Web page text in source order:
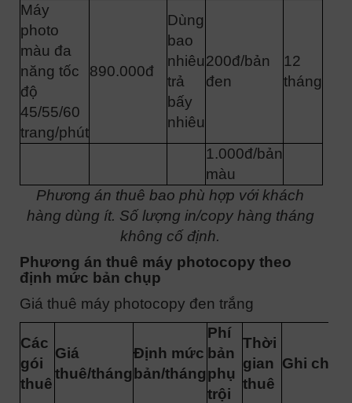
Máy
photo
màu đa
năng tốc
độ
45/55/60
trang/phút
890.000đ
Dùng
bao
nhiêu
trả
bấy
nhiêu
200đ/bản
đen
12
tháng
1.000đ/bản
màu
Phương án thuê bao phù hợp với khách
hàng dùng ít. Số lượng in/copy hàng tháng
không cố định.
Phương án thuê máy photocopy theo
định mức bản chụp
Giá thuê máy photocopy đen trắng
Các
gói
thuê
Giá
thuê/tháng
Định mức
bản/tháng
Phí
bản
phụ
trội
Thời
gian
thuê
Ghi chú